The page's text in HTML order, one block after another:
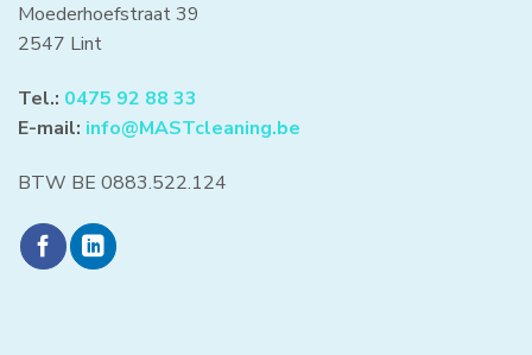
Moederhoefstraat 39
2547 Lint
Tel.: 0475 92 88 33
E-mail: info@MASTcleaning.be
BTW BE 0883.522.124